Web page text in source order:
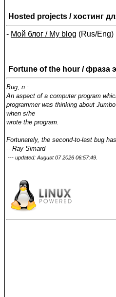
Hosted projects / хостинг
- Мой блог / My blog (Rus/Eng)
Fortune of the hour / фраза
Bug, n.:
An aspect of a computer program
programmer was thinking about
when s/he
wrote the program.
Fortunately, the second-to-last bug
-- Ray Simard
--- updated: August 07 2026 06:57:49.